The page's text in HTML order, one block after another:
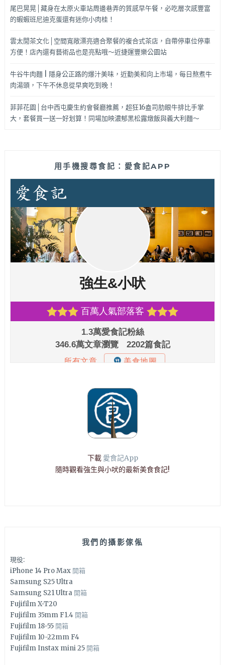
尾巴晃晃│藏身在太原火車站周邊巷弄的質感早午餐，必吃層次感豐富
的蝦蝦班尼迪克蛋還有迷你小肉桂！
雲太閒茶文化│空間寬敞漂亮適合聚餐的複合式茶店，自帶停車位停車
方便！店內還有藝術品也是亮點哦～近捷運豐樂公園站
牛谷牛肉麵 | 隱身公正路的爆汁美味，近勤美和向上市場，每日熬煮牛
肉湯頭，下午不休息從早爽吃到晚！
菲菲花園│台中西屯慶生約會餐廳推薦，超狂16盎司肋眼牛排比手掌
大，套餐買一送一好划算！同場加映濃郁黑松露燉飯與義大利麵～
用手機搜尋食記：愛食記APP
下載 愛食記App
隨時觀看強生與小吠的最新美食食記!
我們的攝影傢俬
現役:
iPhone 14 Pro Max 開箱
Samsung S25 Ultra
Samsung S21 Ultra 開箱
Fujifilm X-T20
Fujifilm 35mm F1.4 開箱
Fujifilm 18-55 開箱
Fujifilm 10-22mm F4
Fujifilm Instax mini 25 開箱